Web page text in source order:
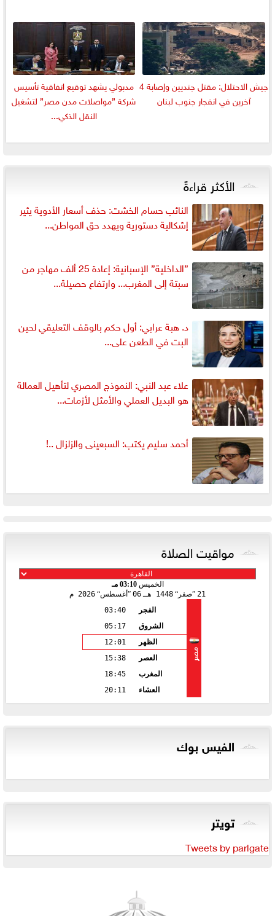
جيش الاحتلال: مقتل جنديين وإصابة 4
آخرين في انفجار جنوب لبنان
مدبولي يشهد توقيع اتفاقية تأسيس
شركة ”مواصلات مدن مصر” لتشغيل
النقل الذكي...
الأكثر قراءةً
النائب حسام الخشت: حذف أسعار الأدوية يثير
إشكالية دستورية ويهدد حق المواطن...
”الداخلية” الإسبانية: إعادة 25 ألف مهاجر من
سبتة إلى المغرب... وارتفاع حصيلة...
د. هبة عرابي: أول حكم بالوقف التعليقي لحين
البت في الطعن على...
علاء عبد النبي: النموذج المصري لتأهيل العمالة
هو البديل العملي والأمثل لأزمات...
أحمد سليم يكتب: السبعينى والزلزال ..!
مواقيت الصلاة
الخميس03:10 مـ
21
صفر 1448 هـ 06 أغسطس 2026 م
مصر
الفجر
03:40
الشروق
05:17
الظهر
12:01
العصر
15:38
المغرب
18:45
العشاء
20:11
الفيس بوك
تويتر
Tweets by parlgate